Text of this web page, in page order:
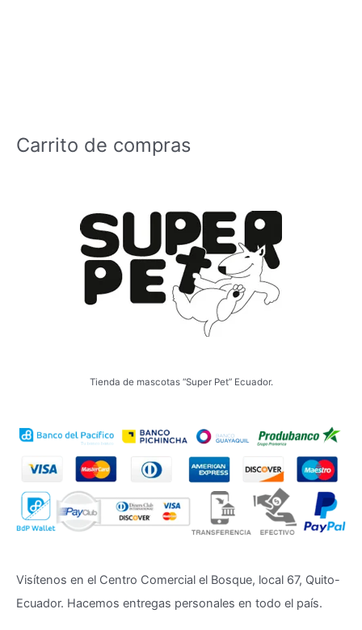
Carrito de compras
Tienda de mascotas “Super Pet” Ecuador.
Visítenos en el Centro Comercial el Bosque, local 67, Quito-
Ecuador. Hacemos entregas personales en todo el país.